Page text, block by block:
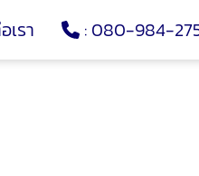
รา : 080-984-